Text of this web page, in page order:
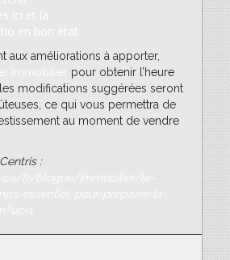
aux améliorations à apporter,
pour obtenir l’heure
modifications suggérées seront
ce qui vous permettra de
au moment de vendre
: